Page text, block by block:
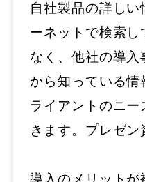
自社製品の詳し
ーネットで検索
なく、他社の導
から知っている情
ライアントのニ
きます。プレゼン